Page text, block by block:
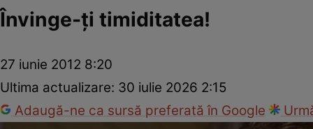
Învinge-ţi timiditatea!
27 iunie 2012 8:20
Ultima actualizare: 30 iulie 2026 2:15
Adaugă-ne ca sursă preferată în Google